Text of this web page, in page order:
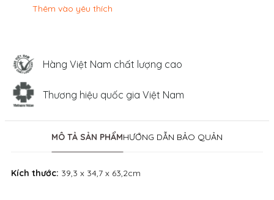
Thêm vào yêu thích
Hàng Việt Nam chất lượng cao
Thương hiệu quốc gia Việt Nam
MÔ TẢ SẢN PHẨMHƯỚNG DẪN BẢO QUẢN
Kích thước: 39,3 x 34,7 x 63,2cm